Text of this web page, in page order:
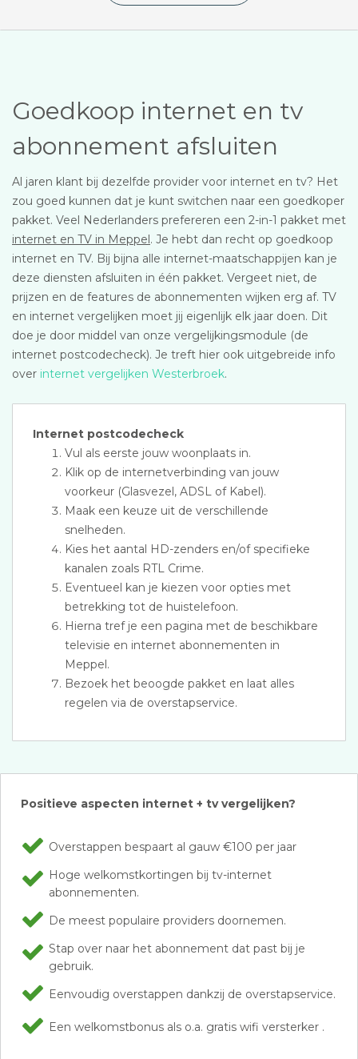
Goedkoop internet en tv
abonnement afsluiten
Al jaren klant bij dezelfde provider voor internet en tv? Het
zou goed kunnen dat je kunt switchen naar een goedkoper
pakket. Veel Nederlanders prefereren een 2-in-1 pakket met
internet en TV in Meppel. Je hebt dan recht op goedkoop
internet en TV. Bij bijna alle internet-maatschappijen kan je
deze diensten afsluiten in één pakket. Vergeet niet, de
prijzen en de features de abonnementen wijken erg af. TV
en internet vergelijken moet jij eigenlijk elk jaar doen. Dit
doe je door middel van onze vergelijkingsmodule (de
internet postcodecheck). Je treft hier ook uitgebreide info
over internet vergelijken Westerbroek.
Internet postcodecheck
Vul als eerste jouw woonplaats in.
Klik op de internetverbinding van jouw
voorkeur (Glasvezel, ADSL of Kabel).
Maak een keuze uit de verschillende
snelheden.
Kies het aantal HD-zenders en/of specifieke
kanalen zoals RTL Crime.
Eventueel kan je kiezen voor opties met
betrekking tot de huistelefoon.
Hierna tref je een pagina met de beschikbare
televisie en internet abonnementen in
Meppel.
Bezoek het beoogde pakket en laat alles
regelen via de overstapservice.
Positieve aspecten internet + tv vergelijken?
Overstappen bespaart al gauw €100 per jaar
Hoge welkomstkortingen bij tv-internet
abonnementen.
De meest populaire providers doornemen.
Stap over naar het abonnement dat past bij je
gebruik.
Eenvoudig overstappen dankzij de overstapservice.
Een welkomstbonus als o.a. gratis wifi versterker .